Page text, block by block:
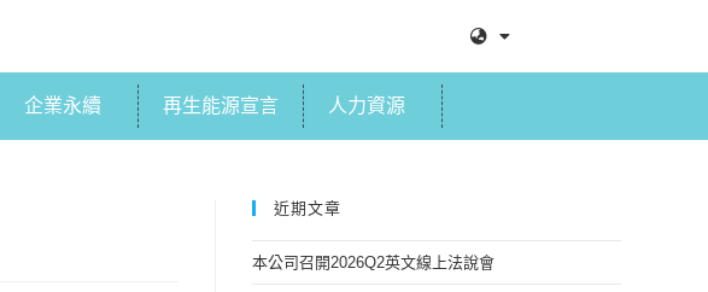
企業永續 再生能源宣言 人力資源
近期文章
本公司召開2026Q2英文線上法說會